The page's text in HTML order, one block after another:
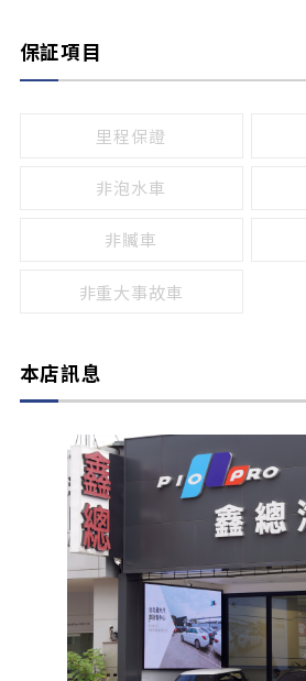
無
頭燈光源
保証項目
里程保證
非泡水車
非贓車
非重大事故車
本店訊息